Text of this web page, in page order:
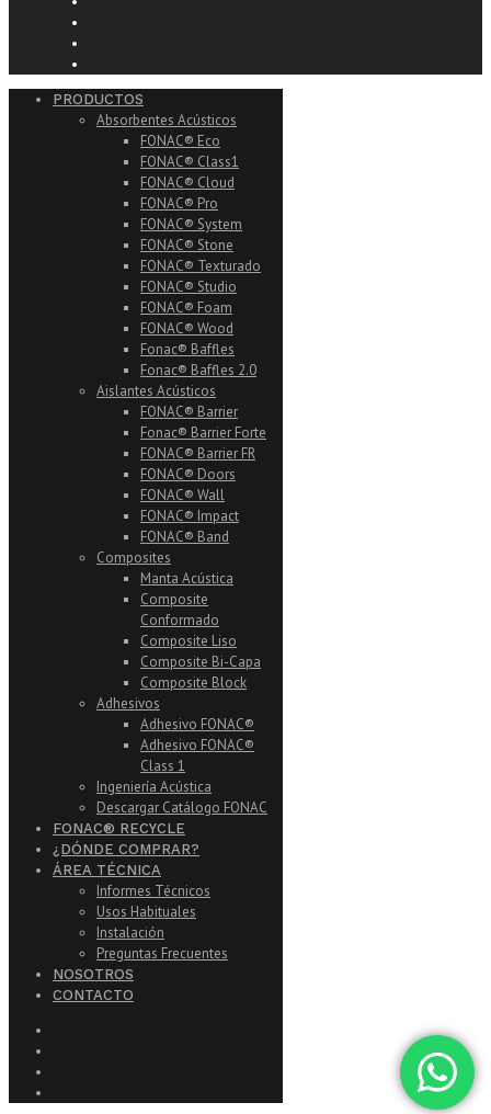
PRODUCTOS
Absorbentes Acústicos
FONAC® Eco
FONAC® Class1
FONAC® Cloud
FONAC® Pro
FONAC® System
FONAC® Stone
FONAC® Texturado
FONAC® Studio
FONAC® Foam
FONAC® Wood
Fonac® Baffles
Fonac® Baffles 2.0
Aislantes Acústicos
FONAC® Barrier
Fonac® Barrier Forte
FONAC® Barrier FR
FONAC® Doors
FONAC® Wall
FONAC® Impact
FONAC® Band
Composites
Manta Acústica
Composite
Conformado
Composite Liso
Composite Bi-Capa
Composite Block
Adhesivos
Adhesivo FONAC®
Adhesivo FONAC®
Class 1
Ingeniería Acústica
Descargar Catálogo FONAC
FONAC® RECYCLE
¿DÓNDE COMPRAR?
ÁREA TÉCNICA
Informes Técnicos
Usos Habituales
Instalación
Preguntas Frecuentes
NOSOTROS
CONTACTO